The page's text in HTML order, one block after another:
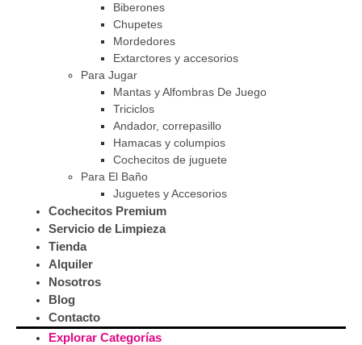
Biberones
Chupetes
Mordedores
Extarctores y accesorios
Para Jugar
Mantas y Alfombras De Juego
Triciclos
Andador, correpasillo
Hamacas y columpios
Cochecitos de juguete
Para El Baño
Juguetes y Accesorios
Cochecitos Premium
Servicio de Limpieza
Tienda
Alquiler
Nosotros
Blog
Contacto
Explorar Categorías